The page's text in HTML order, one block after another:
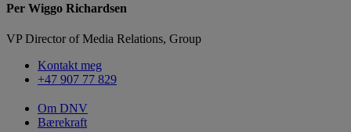
Per Wiggo Richardsen
VP Director of Media Relations, Group
Kontakt meg
+47 907 77 829
Om DNV
Bærekraft